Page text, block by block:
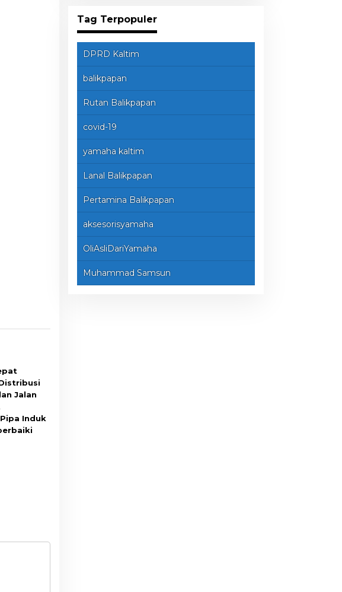
Jalan
Induk
Tag Terpopuler
DPRD Kaltim
balikpapan
Rutan Balikpapan
covid-19
yamaha kaltim
Lanal Balikpapan
Pertamina Balikpapan
aksesorisyamaha
OliAsliDariYamaha
Muhammad Samsun